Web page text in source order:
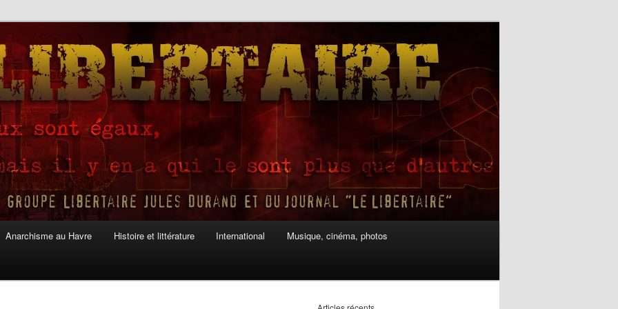
Anarchisme au Havre Histoire et littérature International Musique, cinéma, photos